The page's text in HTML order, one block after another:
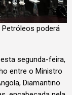
poderá
segunda-feira,
entre o Ministro
Diamantino